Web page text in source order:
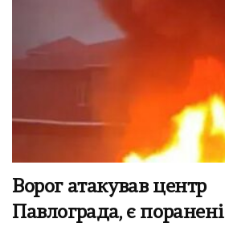
Ворог атакував центр
Павлограда, є поранені